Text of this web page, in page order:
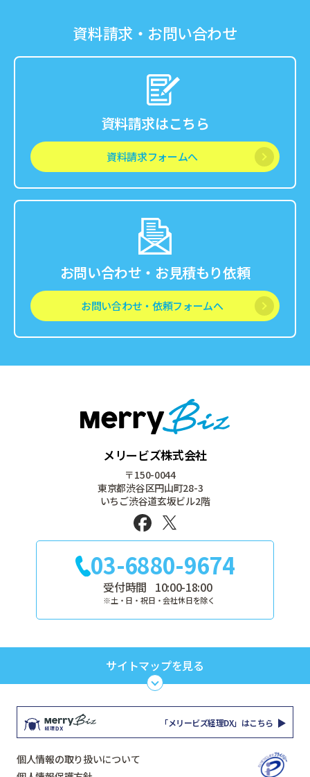
資料請求・お問い合わせ
資料請求はこちら
資料請求フォームへ
お問い合わせ・お見積もり依頼
お問い合わせ・依頼フォームへ
03-6880-9674
受付時間 10:00-18:00
※土・日・祝日・会社休日を除く
メリービズ株式会社
〒150-0044
東京都渋谷区円山町28-3
いちご渋谷道玄坂ビル2階
サイトマップを見る
TOP
セミナー
解決すること
お役立ち資料
「メリービズ経理DX」はこちら
個人情報の取り扱いについて